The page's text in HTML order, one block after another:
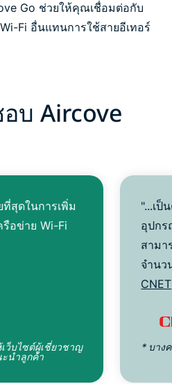
Go ช่วยให้คุณเชื่อมต่อกับ
Fi อื่นแทนการใช้สายอีเทอร์
บ Aircove
สุดในการเพิ่ม
รือข่าย Wi-Fi
เว็บไซต์ผู้เชี่ยวชาญ
นำลูกค้า
"...เป็
อุปก
สามา
จำนว
CNET
* บาง